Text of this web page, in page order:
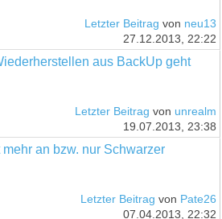
Letzter Beitrag von neu13
27.12.2013, 22:22
aus BackUp geht
Letzter Beitrag von unrealm
19.07.2013, 23:38
an bzw. nur Schwarzer
Letzter Beitrag von Pate26
07.04.2013, 22:32